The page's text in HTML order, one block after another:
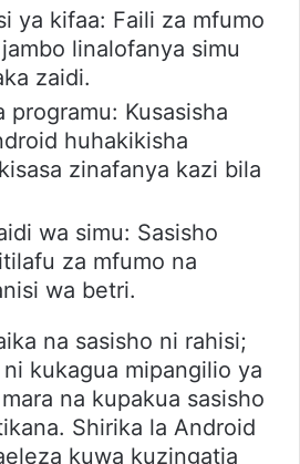
ya kifaa: Faili za mfumo
linalofanya simu
zaidi.
programu: Kusasisha
huhakikisha
zinafanya kazi bila
wa simu: Sasisho
za mfumo na
wa betri.
na sasisho ni rahisi;
kukagua mipangilio ya
na kupakua sasisho
Shirika la Android
kuwa kuzingatia